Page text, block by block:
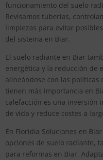
funcionamiento del suelo
Revisamos tuberías,
limpiezas para evitar
del sistema en Biar.
El suelo radiante en Biar
energética y la reducción de
alineándose con las políticas
tienen más importancia en
calefacción es una inversión
de vida y reduce costes a
En Floridia Soluciones en
opciones de suelo radiante,
para reformas en Biar.